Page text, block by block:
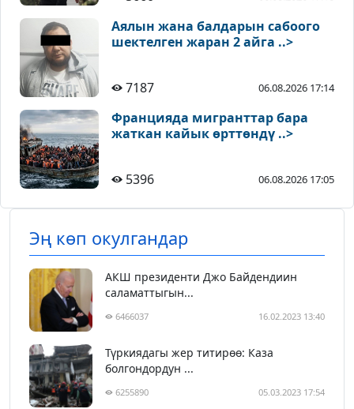
Аялын жана балдарын сабоого
шектелген жаран 2 айга ..>
7187 06.08.2026 17:14
Францияда мигранттар бара
жаткан кайык өрттөндү ..>
5396 06.08.2026 17:05
Эң көп окулгандар
АКШ президенти Джо Байдендиин
саламаттыгын...
6466037 16.02.2023 13:40
Түркиядагы жер титирөө: Каза
болгондордун ...
6255890 05.03.2023 17:54